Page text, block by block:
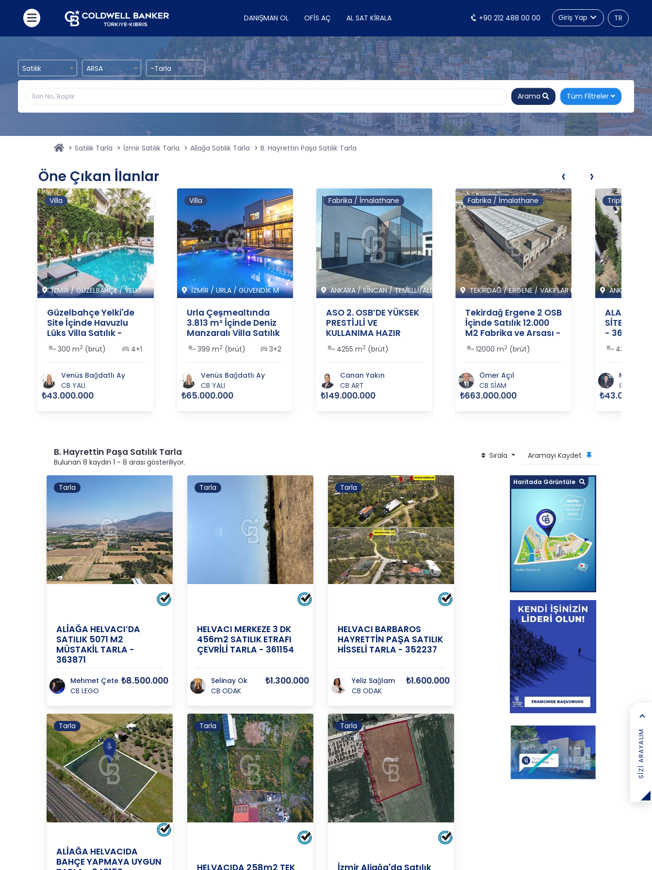
TR
DANIŞMAN OL OFIS AÇ AL SAT KIRALA +90 212 488 00 00 Giriş Yap
Satılık ARSA -Tarla
Arama Tüm Filtreler
Satılık Tarla İzmir Satılık Tarla Aliağa Satılık Tarla B. Hayrettin Paşa Satılık Tarla
Öne Çıkan İlanlar
Villa
İZMİR/GÜZELBAHÇE/YELKİ
Güzelbahçe Yelki'de
Site İçinde Havuzlu
Lüks Villa Satılık -
365562
300 m2 (brüt) 4+1
Venüs Bağdatlı Ay
CB YALI
₺43.000.000
Villa
İZMİR/URLA/GÜVENDİK M
Urla Çeşmealtında
3.813 m² İçinde Deniz
Manzaralı Villa Satılık
- 365555
399 m2(brüt) 3+2
Venüs Bağdatlı Ay
CB YALI
₺65.000.000
Fabrika / İmalathane
ANKARA/SİNCAN/TEMELLİ/ALCI M
ASO 2. OSB’DE YÜKSEK
PRESTİJLİ VE
KULLANIMA HAZIR
SATILIK FABRİKA
BİNASI - 365517
4255 m2(brüt)
Canan Yakın
CB ART
₺149.000.000
Fabrika / İmalathane
TEKİRDAĞ/ERGENE/VAKIFLAR M
Tekirdağ Ergene 2 OSB
İçinde Satılık 12.000
M2 Fabrika ve Arsası -
364485
12000 m2 (brüt)
Ömer Açıl
CB SİAM
₺663.000.000
Tripleks
ANKARA
SİTESİ'NDE
- 364350
430 m
Murat
CB
₺43.000.000
‹ ›
B. Hayrettin Paşa Satılık Tarla
Bulunan 8 kaydın 1 - 8 arası gösteriliyor.
Sırala Aramayı Kaydet
Tarla
ALİAĞA HELVACI’DA
SATILIK 5071 M2
MÜSTAKİL TARLA -
363871
Mehmet Çete
CB LEGO
₺8.500.000
Tarla
HELVACI MERKEZE 3 DK
456m2 SATILIK ETRAFI
ÇEVRİLİ TARLA - 361154
Selinay Ok
CB ODAK
₺1.300.000
Tarla
HELVACI BARBAROS
HAYRETTİN PAŞA SATILIK
HİSSELİ TARLA - 352237
Yeliz Sağlam
CB ODAK
₺1.600.000
Tarla
ALİAĞA HELVACIDA
BAHÇE YAPMAYA UYGUN
Tarla
HELVACIDA 258m2 TEK
Tarla
İzmir Aliağa'da Satılık
Haritada Görüntüle
SIZI ARAYALIM